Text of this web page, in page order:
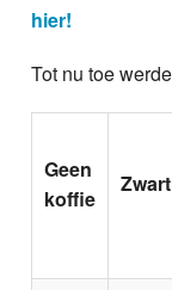
hier!
Tot nu toe
Geen
koffie
Zwart